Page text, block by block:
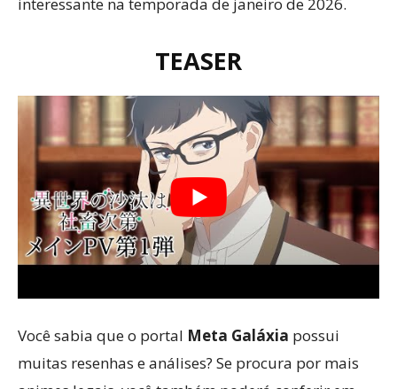
TEASER
Você sabia que o portal Meta Galáxia possui
muitas resenhas e análises? Se procura por mais